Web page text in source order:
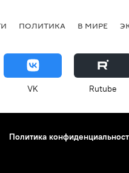
ПОЛИТИКА В МИРЕ
VK Rutube
Политика